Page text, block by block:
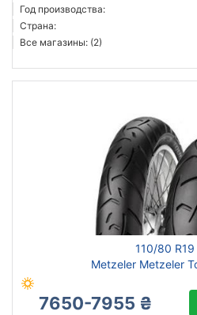
Год производства:
Страна:
Все магазины: (2)
110/80
Metzeler Metzeler
7650-7955 ₴
Shinko
Все бренды